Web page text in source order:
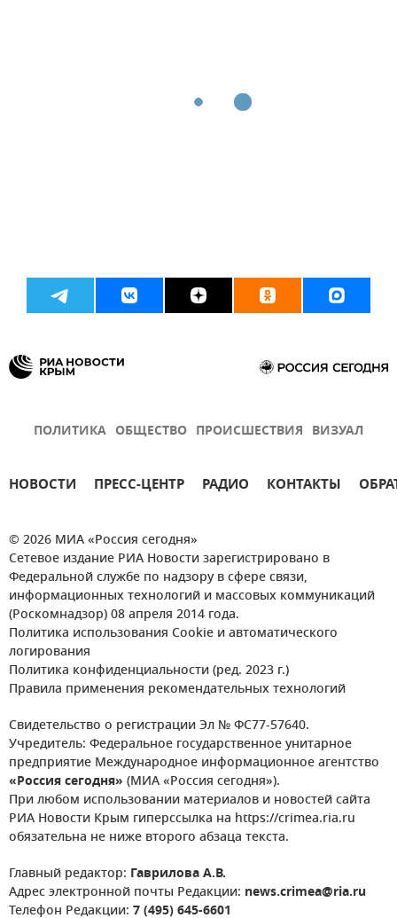
ПОЛИТИКА ОБЩЕСТВО ПРОИСШЕСТВИЯ ВИЗУАЛ
НОВОСТИ ПРЕСС-ЦЕНТР РАДИО КОНТАКТЫ
© 2026 МИА «Россия сегодня»
Сетевое издание РИА Новости зарегистрировано в
Федеральной службе по надзору в сфере связи,
информационных технологий и массовых коммуникаций
(Роскомнадзор) 08 апреля 2014 года.
Политика использования Cookie и автоматического
логирования
Политика конфиденциальности (ред. 2023 г.)
Правила применения рекомендательных технологий
Свидетельство о регистрации Эл № ФС77-57640.
Учредитель: Федеральное государственное унитарное
предприятие Международное информационное агентство
«Россия сегодня» (МИА «Россия сегодня»).
При любом использовании материалов и новостей сайта
РИА Новости Крым гиперссылка на https://crimea.ria.ru
обязательна не ниже второго абзаца текста.
Главный редактор: Гаврилова А.В.
Адрес электронной почты Редакции: news.crimea@ria.ru
Телефон Редакции: 7 (495) 645-6601